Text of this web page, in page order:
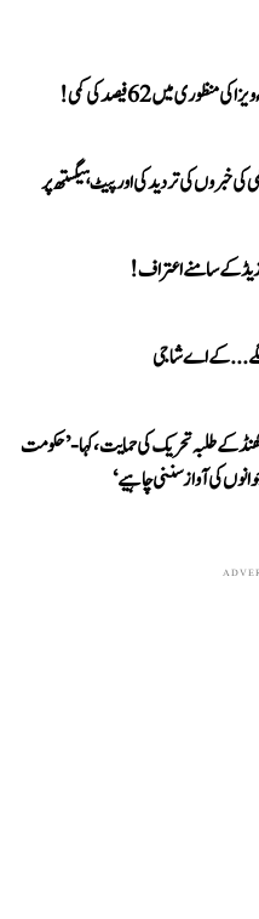
میں 62 فیصد کی کمی!
خبروں کی تردید کی اور پیٹ ہیگستھ پر
کے سامنے اعتراف!
لگے...کے اے شاجی
کے طلبہ تحریک کی حمایت، کہا- ’حکومت
کی آواز سننی چاہیے‘